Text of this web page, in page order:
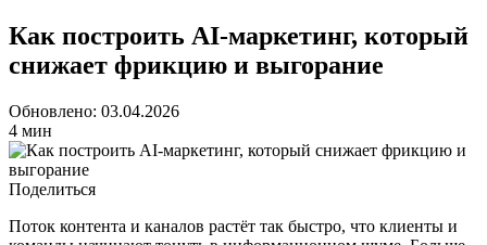
Как построить AI‑маркетинг, который
снижает фрикцию и выгорание
Обновлено: 03.04.2026
4 мин
Поделиться
Поток контента и каналов растёт так быстро, что клиенты и